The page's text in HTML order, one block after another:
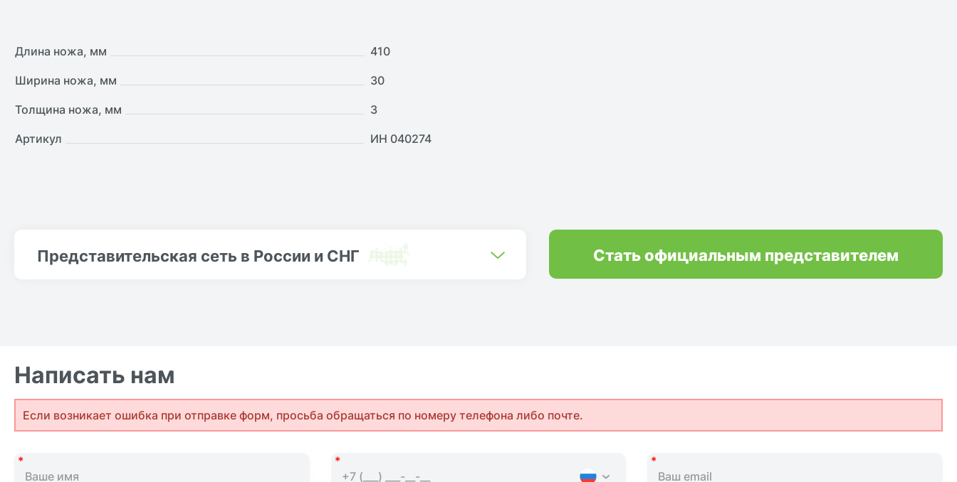
Длина ножа, мм
410
Ширина ножа, мм
30
Толщина ножа, мм
3
Артикул
ИН 040274
Представительская сеть в России и СНГ Стать официальным представителем
Написать нам
Если возникает ошибка при отправке форм, просьба обращаться по номеру телефона либо почте.